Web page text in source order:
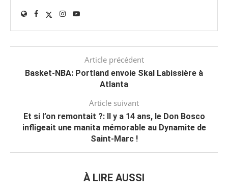
Article précédent
Basket-NBA: Portland envoie Skal Labissière à
Atlanta
Article suivant
Et si l’on remontait ?: Il y a 14 ans, le Don Bosco
infligeait une manita mémorable au Dynamite de
Saint-Marc !
À LIRE AUSSI